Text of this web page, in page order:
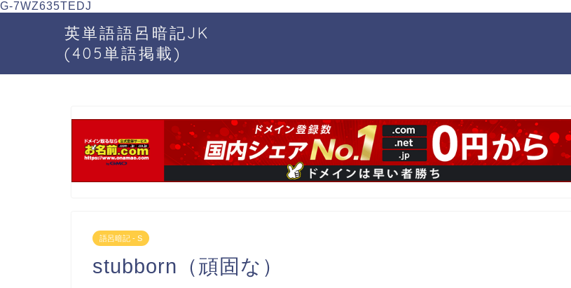
G-7WZ635TEDJ
英単語語呂暗記JK
(405単語掲載)
語呂暗記 - S
stubborn（頑固な）